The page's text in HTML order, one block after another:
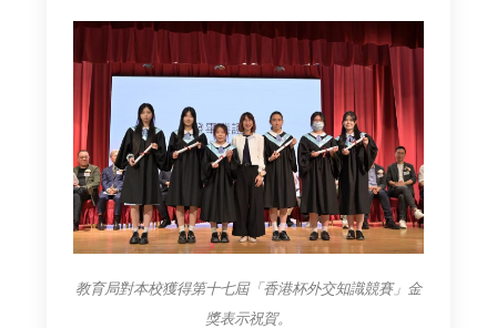
教育局對本校獲得第十七屆「香港杯外交知識競賽」金
獎表示祝賀。